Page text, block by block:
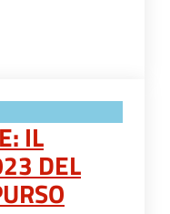
IL
DEL